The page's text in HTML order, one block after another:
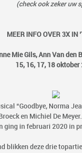
(check ook zeker uw
MEER INFO OVER 3X IN
Mie Gils, Ann Van den
15, 16, 17, 18 oktober
“Goodbye, Norma
en Michiel De
ging in februari 2020 in
blikken deze drie